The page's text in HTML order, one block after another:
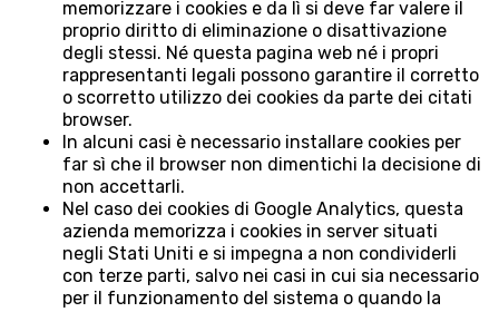
memorizzare i cookies e da lì si deve far valere il
proprio diritto di eliminazione o disattivazione
degli stessi. Né questa pagina web né i propri
rappresentanti legali possono garantire il corretto
o scorretto utilizzo dei cookies da parte dei citati
browser.
In alcuni casi è necessario installare cookies per
far sì che il browser non dimentichi la decisione di
non accettarli.
Nel caso dei cookies di Google Analytics, questa
azienda memorizza i cookies in server situati
negli Stati Uniti e si impegna a non condividerli
con terze parti, salvo nei casi in cui sia necessario
per il funzionamento del sistema o quando la